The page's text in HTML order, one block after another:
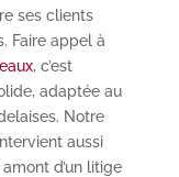
ses clients
Faire appel à
, c’est
adaptée au
Notre
aussi
d’un litige